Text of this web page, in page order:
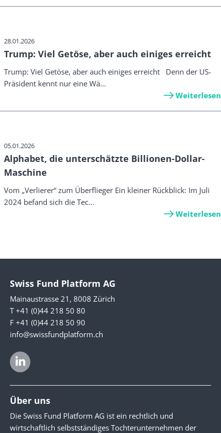
28.01.2026
Trump: Viel Getöse, aber auch einiges erreicht
Trump: Viel Getöse, aber auch einiges erreicht Denn der US-
Präsident kennt nur eine Wä...
Weiterlesen
05.01.2026
Alphabet, die unterschätzte Billionen-Dollar-
Maschine
Vom „Verlierer“ zum Überflieger Ein kleiner Rückblick: Im Juli
2024 befand sich die Tec...
Weiterlesen
Swiss Fund Platform AG
Mainaustrasse 21, 8008 Zürich
T +41 (0)44 218 50 80
F +41 (0)44 218 50 90
info@swissfundplatform.ch
Über uns
Die Swiss Fund Platform AG ist ein rechtlich und
wirtschaftlich selbstständiges Tochterunternehmen der